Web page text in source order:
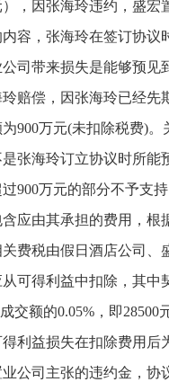
，因张海玲违约，盛宏
容，张海玲在签订协议
司带来损失是能够预见
赔偿，因张海玲已经先
900万元(未扣除税费)。
张海玲订立协议时所能
900万元的部分不予支
应由其承担的费用，根
费税由假日酒店公司、
可得利益中扣除，其中
交额的0.05%，即28500
利益损失在扣除费用后
公司主张的违约金，协